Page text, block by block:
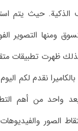
الذكية. حيث يتم
ومنها التصوير
ظهرت تطبيقات
بالكاميرا نقدم لكم
يعد واحد من أهم
الصور